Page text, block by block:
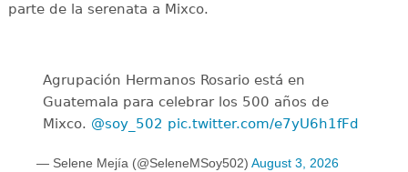
parte de la serenata a Mixco.
Agrupación Hermanos Rosario está en
Guatemala para celebrar los 500 años de
Mixco. @soy_502 pic.twitter.com/e7yU6h1fFd
— Selene Mejía (@SeleneMSoy502) August 3, 2026